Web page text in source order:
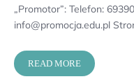
„Promotor”: Telefon:
info@promocja.edu.pl
READ MORE